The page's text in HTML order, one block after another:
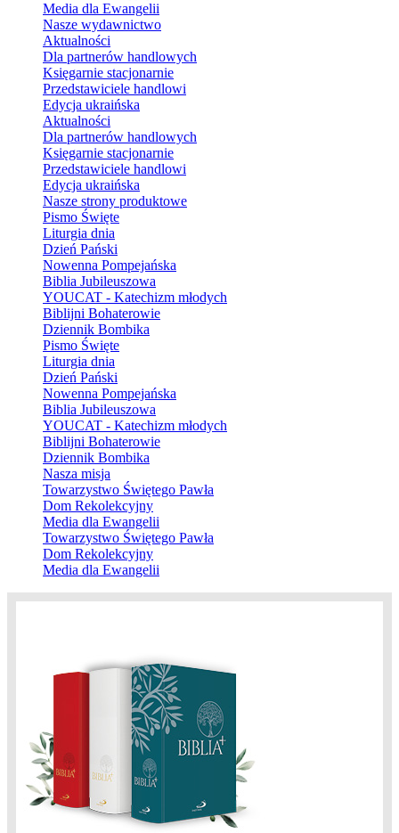
Media dla Ewangelii
Nasze wydawnictwo
Aktualności
Dla partnerów handlowych
Księgarnie stacjonarnie
Przedstawiciele handlowi
Edycja ukraińska
Aktualności
Dla partnerów handlowych
Księgarnie stacjonarnie
Przedstawiciele handlowi
Edycja ukraińska
Nasze strony produktowe
Pismo Święte
Liturgia dnia
Dzień Pański
Nowenna Pompejańska
Biblia Jubileuszowa
YOUCAT - Katechizm młodych
Biblijni Bohaterowie
Dziennik Bombika
Pismo Święte
Liturgia dnia
Dzień Pański
Nowenna Pompejańska
Biblia Jubileuszowa
YOUCAT - Katechizm młodych
Biblijni Bohaterowie
Dziennik Bombika
Nasza misja
Towarzystwo Świętego Pawła
Dom Rekolekcyjny
Media dla Ewangelii
Towarzystwo Świętego Pawła
Dom Rekolekcyjny
Media dla Ewangelii